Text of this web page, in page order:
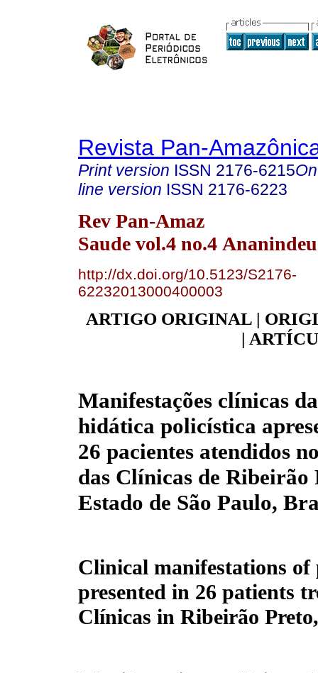
Revista Pan-
Print version ISSN 2176-6215
line version ISSN 2176-6223
Rev Pan-Amaz
Saude vol.4 no.4
http://dx.doi.org/10.5123/S2176-
62232013000400003
ARTIGO ORIGINAL |
|
Manifestações clínicas
hidática policística
26 pacientes atendidos
das Clínicas de Ribeirão
Estado de São Paulo,
Clinical manifestations of
presented in 26 patients
Clínicas in Ribeirão